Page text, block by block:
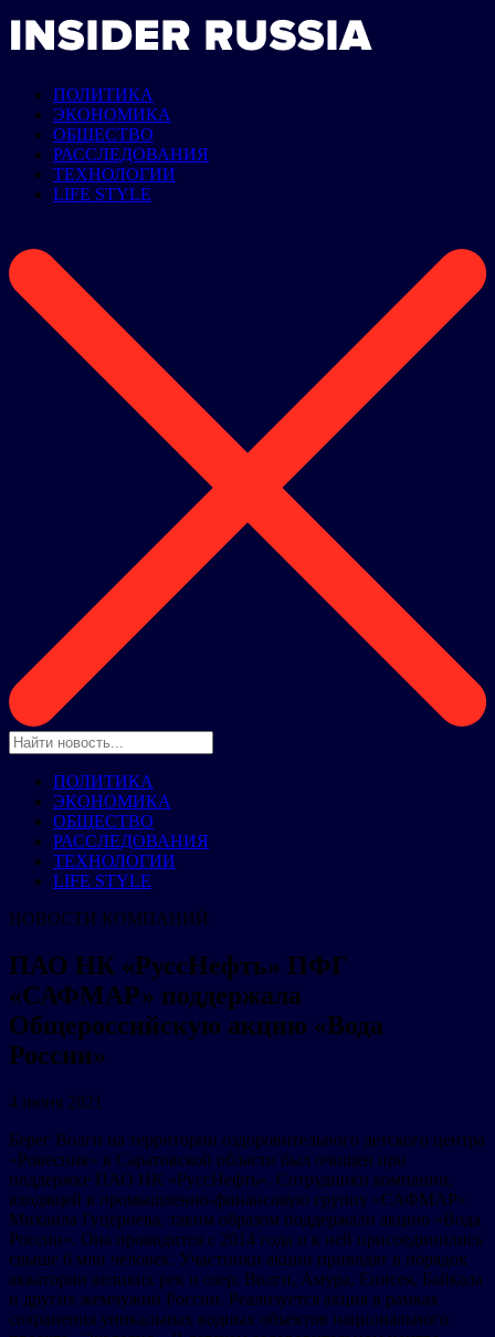
ПОЛИТИКА
ЭКОНОМИКА
ОБЩЕСТВО
РАССЛЕДОВАНИЯ
ТЕХНОЛОГИИ
LIFE STYLE
ПОЛИТИКА
ЭКОНОМИКА
ОБЩЕСТВО
РАССЛЕДОВАНИЯ
ТЕХНОЛОГИИ
LIFE STYLE
НОВОСТИ КОМПАНИЙ
ПАО НК «РуссНефть» ПФГ
«САФМАР» поддержала
Общероссийскую акцию «Вода
России»
4 июня 2021
Берег Волги на территории оздоровительного детского центра
«Ровесник» в Саратовской области был очищен при
поддержке ПАО НК «РуссНефть». Сотрудники компании,
входящей в промышленно-финансовую группу «САФМАР»
Михаила Гуцериева, таким образом поддержали акцию «Вода
России». Она проводится с 2014 года и к ней присоединились
свыше 6 млн человек. Участники акции приводят в порядок
акватории великих рек и озер: Волги, Амура, Енисея, Байкала
и других жемчужин России. Реализуется акция в рамках
сохранения уникальных водных объектов национального